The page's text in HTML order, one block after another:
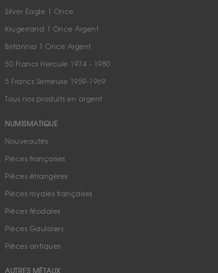
Silver Eagle 1 Once
Krugerrand 1 Once Argent
Britannia 1 Once Argent
50 Francs Hercule 1974 - 1980
5 Francs Semeuse 1959-1969
Tous nos produits en argent
NUMISMATIQUE
Nouveautés
Pièces françaises
Pièces étrangères
Pièces royales françaises
Pièces féodales
Pièces Gauloises
Pièces antiques